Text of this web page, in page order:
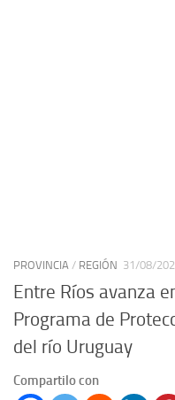
PROVINCIA / REGIÓN 31/08/
Entre Ríos avanza
Programa de
del río Uruguay
Compartilo con